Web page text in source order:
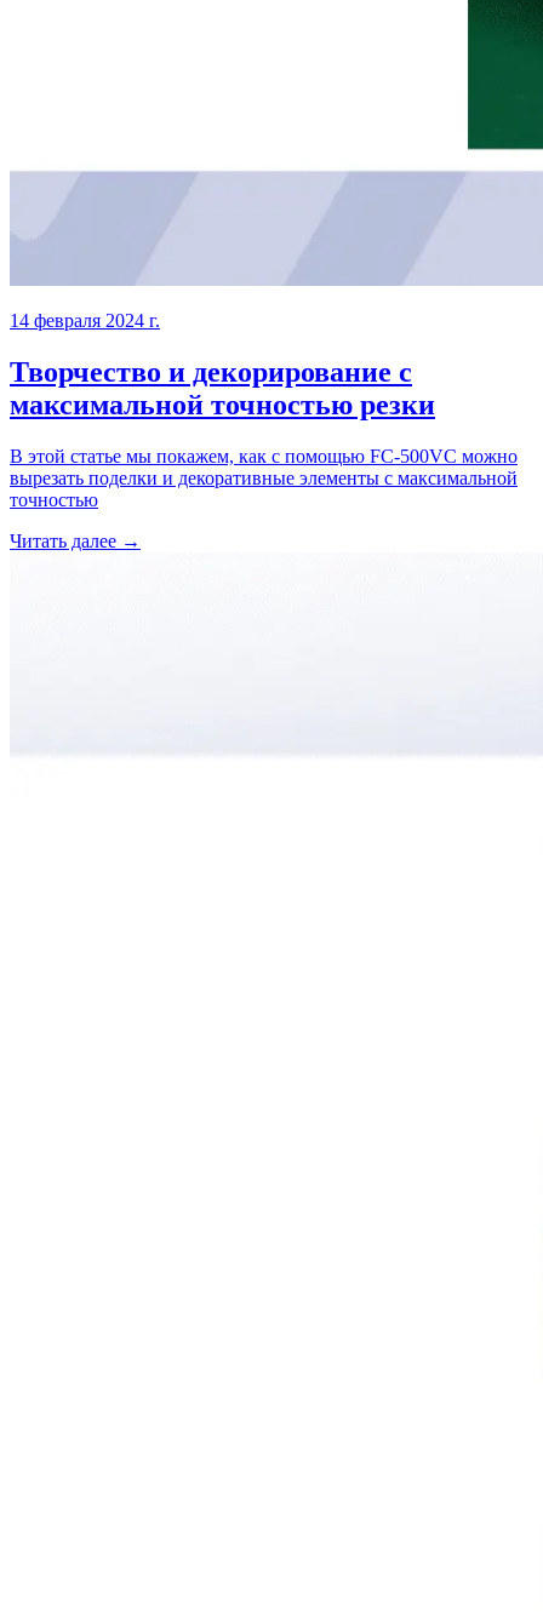
14 февраля 2024 г.
Творчество и декорирование с
максимальной точностью резки
В этой статье мы покажем, как с помощью FC-500VC можно
вырезать поделки и декоративные элементы с максимальной
точностью
Читать далее →